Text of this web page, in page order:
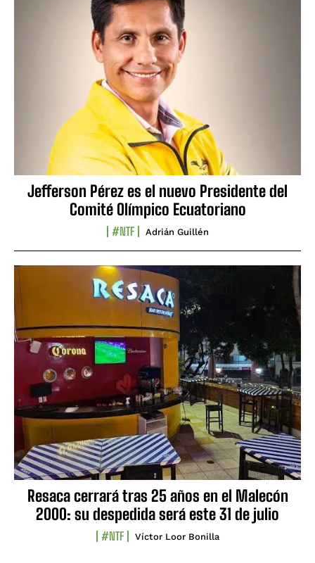
Jefferson Pérez es el nuevo Presidente del
Comité Olímpico Ecuatoriano
#NTF Adrián Guillén
Resaca cerrará tras 25 años en el Malecón
2000: su despedida será este 31 de julio
#NTF Víctor Loor Bonilla